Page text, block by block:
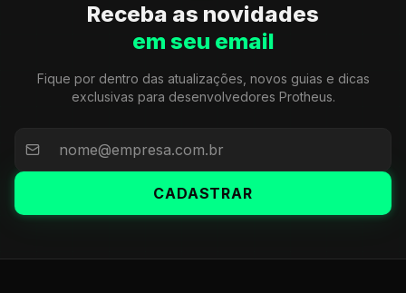
Receba as novidades
em seu email
Fique por dentro das atualizações, novos guias e dicas
exclusivas para desenvolvedores Protheus.
CADASTRAR